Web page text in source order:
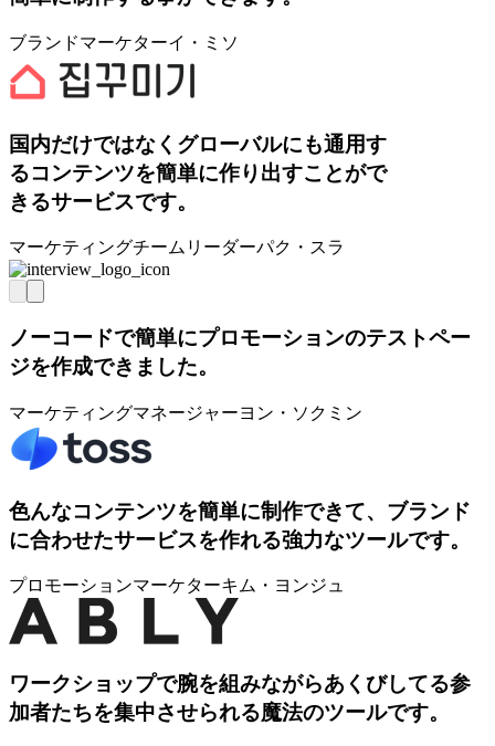
ブランドマーケターイ・ミソ
国内だけではなくグローバルにも通用す
るコンテンツを簡単に作り出すことがで
きるサービスです。
マーケティングチームリーダーパク・スラ
ノーコードで簡単にプロモーションのテストペー
ジを作成できました。
マーケティングマネージャーヨン・ソクミン
色んなコンテンツを簡単に制作できて、ブランド
に合わせたサービスを作れる強力なツールです。
プロモーションマーケターキム・ヨンジュ
ワークショップで腕を組みながらあくびしてる参
加者たちを集中させられる魔法のツールです。